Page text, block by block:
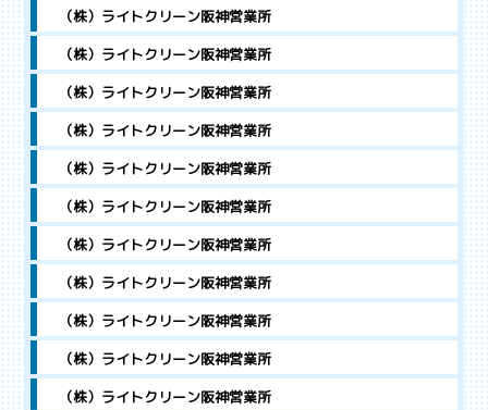
（株）ライトクリーン阪神営業所
（株）ライトクリーン阪神営業所
（株）ライトクリーン阪神営業所
（株）ライトクリーン阪神営業所
（株）ライトクリーン阪神営業所
（株）ライトクリーン阪神営業所
（株）ライトクリーン阪神営業所
（株）ライトクリーン阪神営業所
（株）ライトクリーン阪神営業所
（株）ライトクリーン阪神営業所
（株）ライトクリーン阪神営業所